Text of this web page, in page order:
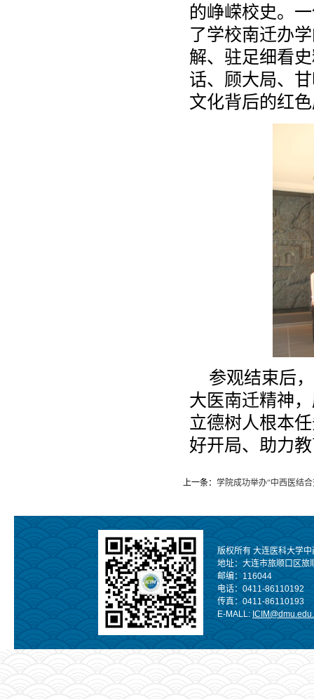
的峥嵘校史。
了学校南迁办
解、驻足细看
话、顾大局、
文化背后的红
参观结束后
大医南迁精神
立德树人根本
好开局、助力
上一条： 学院成功举办“中西医结
版权所有 大连医科大学
地址：大连市旅顺口区旅
邮编：116044
电话：0411-86110192
传真：0411-86110193
E-MALL: